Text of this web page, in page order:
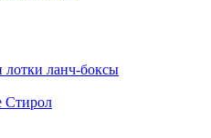
лотки ланч-боксы
Стирол